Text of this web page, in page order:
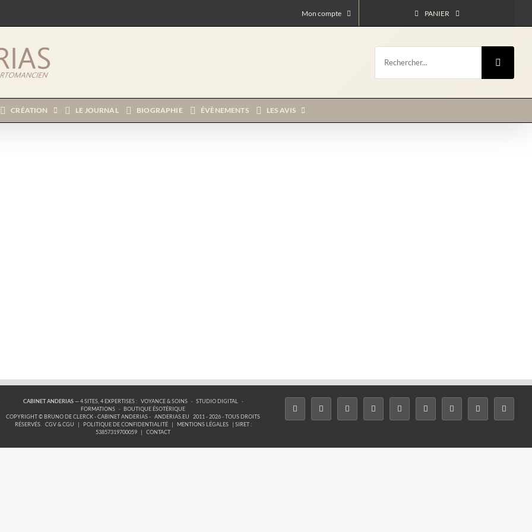
Mon compte PANIER
Rechercher:
CRÉATION LE JOURNAL BIOGRAPHIE ÉVÈNEMENTS LES AVIS
CABINET ANDERIAS— 4 SITES, 4 EXPERTISES : VOYANCE & SOINS · STUDIO DIGITAL ·
FORMATIONS ·
BOUTIQUE ÉSOTÉRIQUE
COPYRIGHT © BRUNO DE CLERCK - CABINET ANDERIAS - ANDERIAS.EU
2011 - 2026 - TOUS DROITS
RÉSERVÉS. CGV & CGU POLITIQUE DE CONFIDENTIALITÉ MENTIONS LÉGALES
| SIRET :
53857319700059
CONTACT